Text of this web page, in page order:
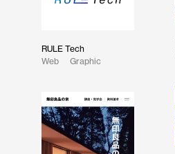
RULE Tech
Web
Graphic